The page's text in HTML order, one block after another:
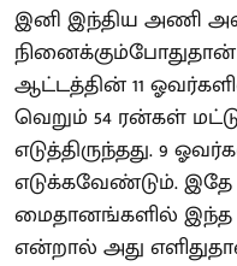
இனி இந்திய அணி
ஆட்டத்தின் 11
வெறும் 54 ரன்கள்
எடுத்திருந்தது. 9
எடுக்கவேண்டும்.
மைதானங்களில்
என்றால் அது